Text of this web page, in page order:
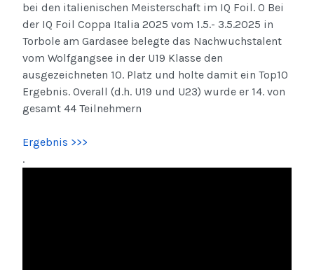
bei den italienischen Meisterschaft im IQ Foil. 0 Bei
der IQ Foil Coppa Italia 2025 vom 1.5.- 3.5.2025 in
Torbole am Gardasee belegte das Nachwuchstalent
vom Wolfgangsee in der U19 Klasse den
ausgezeichneten 10. Platz und holte damit ein Top10
Ergebnis. Overall (d.h. U19 und U23) wurde er 14. von
gesamt 44 Teilnehmern
Ergebnis >>>
.